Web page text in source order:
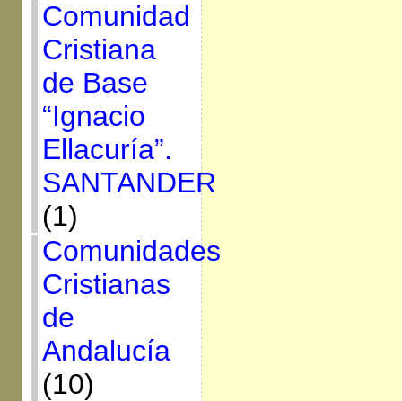
Comunidad
Cristiana
de Base
“Ignacio
Ellacuría”.
SANTANDER
(1)
Comunidades
Cristianas
de
Andalucía
(10)